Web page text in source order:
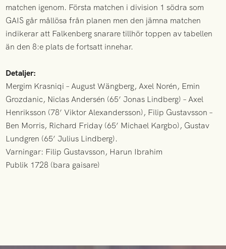
matchen igenom. Första matchen i division 1 södra som
GAIS går mållösa från planen men den jämna matchen
indikerar att Falkenberg snarare tillhör toppen av tabellen
än den 8:e plats de fortsatt innehar.
Detaljer:
Mergim Krasniqi – August Wängberg, Axel Norén, Emin
Grozdanic, Niclas Andersén (65’ Jonas Lindberg) – Axel
Henriksson (78’ Viktor Alexandersson), Filip Gustavsson –
Ben Morris, Richard Friday (65’ Michael Kargbo), Gustav
Lundgren (65’ Julius Lindberg).
Varningar: Filip Gustavsson, Harun Ibrahim
Publik 1728 (bara gaisare)